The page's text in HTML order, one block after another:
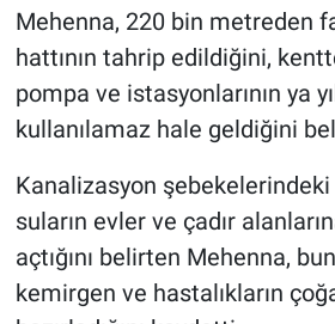
Mehenna, 220 bin metreden
hattının tahrip edildiğini,
pompa ve istasyonlarının ya
kullanılamaz hale geldiğini
Kanalizasyon şebekelerindeki
suların evler ve çadır
açtığını belirten Mehenna,
kemirgen ve hastalıkların